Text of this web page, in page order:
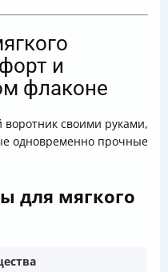
и
флаконе
воротник своими руками,
одновременно прочные
для мягкого